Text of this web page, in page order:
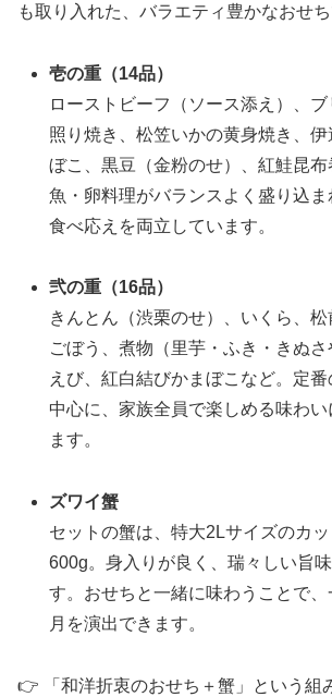
も取り入れた、バラエティ豊かなおせち
壱の重（14品）
ローストビーフ（ソース添え）、
照り焼き、松笠いかの黄身焼き、伊
ぼこ、黒豆（金粉のせ）、紅鮭昆布
魚・卵料理がバランスよく盛り込ま
食べ応えを両立しています。
弐の重（16品）
きんとん（渋栗のせ）、いくら、松
ごぼう、煮物（里芋・ふき・きぬさ
えび、紅白結びかまぼこなど。定
中心に、家族全員で楽しめる味わ
ます。
ズワイ蟹
セットの蟹は、特大2Lサイズのカ
600g。身入りが良く、瑞々しい旨
す。おせちと一緒に味わうことで
月を演出できます。
👉 「和洋折衷のおせち＋蟹」という組